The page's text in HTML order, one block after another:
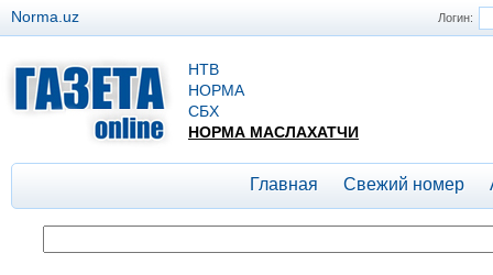
Логин:
Norma.uz
НТВ
НОРМА
СБХ
НОРМА МАСЛАХАТЧИ
Главная Свежий номер